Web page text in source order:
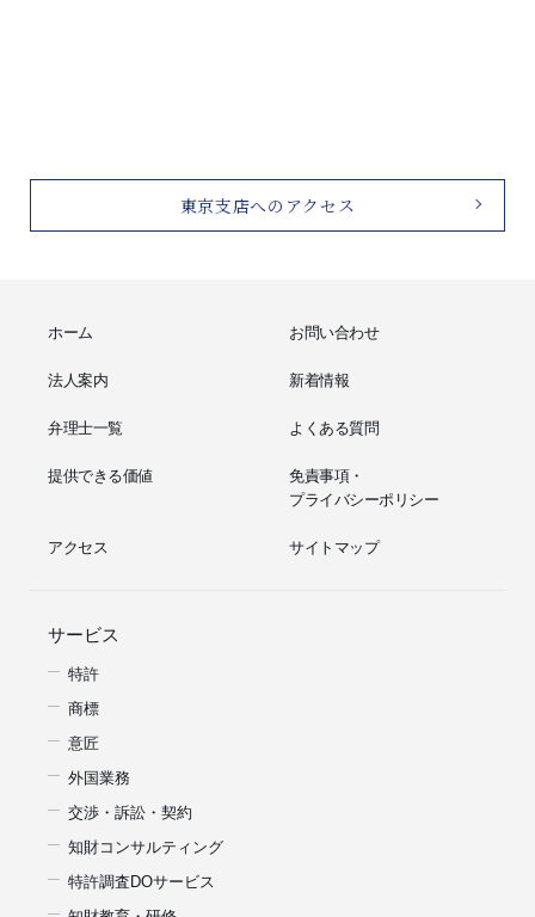
東京支店へのアクセス
ホーム お問い合わせ
法人案内 新着情報
弁理士一覧 よくある質問
提供できる価値
免責事項・
プライバシーポリシー
アクセス サイトマップ
サービス
特許
商標
意匠
外国業務
交渉・訴訟・契約
知財コンサルティング
特許調査DOサービス